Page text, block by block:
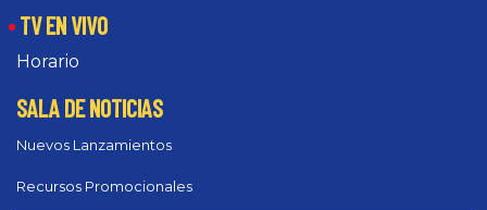
TV EN VIVO
Horario
SALA DE NOTICIAS
Nuevos Lanzamientos
Recursos Promocionales